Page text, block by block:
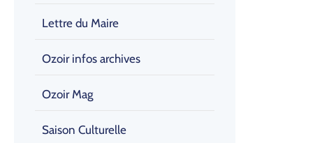
Lettre du Maire
Ozoir infos archives
Ozoir Mag
Saison Culturelle